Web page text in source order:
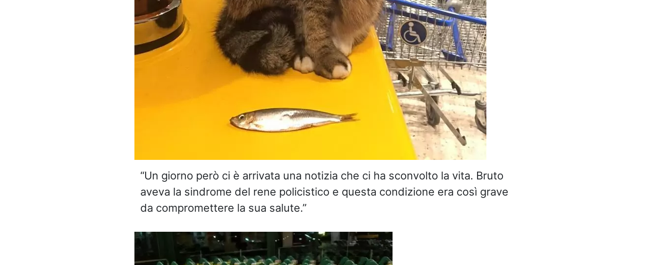
“Un giorno però ci è arrivata una notizia che ci ha sconvolto la vita. Bruto
aveva la sindrome del rene policistico e questa condizione era così grave
da compromettere la sua salute.”